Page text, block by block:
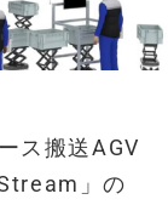
ス搬送AGV
」の